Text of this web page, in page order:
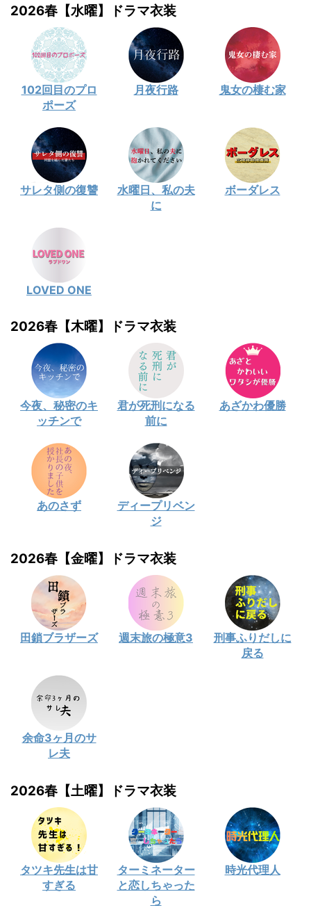
2026春【水曜】ドラマ衣装
102回目のプロ
ポーズ
月夜行路 鬼女の棲む家
サレタ側の復讐
水曜日、私の夫
に
ボーダレス
LOVED ONE
2026春【木曜】ドラマ衣装
今夜、秘密のキ
ッチンで
君が死刑になる
前に
あざかわ優勝
あのさず
ディープリベン
ジ
2026春【金曜】ドラマ衣装
田鎖ブラザーズ 週末旅の極意3
刑事ふりだしに
戻る
余命3ヶ月のサ
レ夫
2026春【土曜】ドラマ衣装
タツキ先生は甘
すぎる
ターミネーター
と恋しちゃった
ら
時光代理人